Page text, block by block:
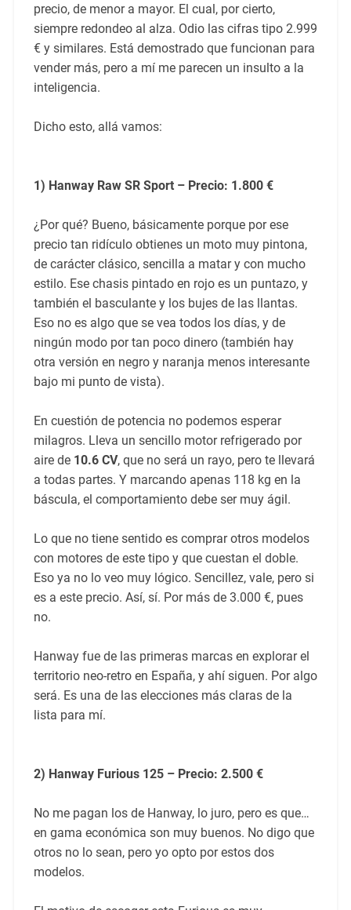
precio, de menor a mayor. El cual, por cierto,
siempre redondeo al alza. Odio las cifras tipo 2.999
€ y similares. Está demostrado que funcionan para
vender más, pero a mí me parecen un insulto a la
inteligencia.
Dicho esto, allá vamos:
1) Hanway Raw SR Sport – Precio: 1.800 €
¿Por qué? Bueno, básicamente porque por ese
precio tan ridículo obtienes un moto muy pintona,
de carácter clásico, sencilla a matar y con mucho
estilo. Ese chasis pintado en rojo es un puntazo, y
también el basculante y los bujes de las llantas.
Eso no es algo que se vea todos los días, y de
ningún modo por tan poco dinero (también hay
otra versión en negro y naranja menos interesante
bajo mi punto de vista).
En cuestión de potencia no podemos esperar
milagros. Lleva un sencillo motor refrigerado por
aire de 10.6 CV, que no será un rayo, pero te llevará
a todas partes. Y marcando apenas 118 kg en la
báscula, el comportamiento debe ser muy ágil.
Lo que no tiene sentido es comprar otros modelos
con motores de este tipo y que cuestan el doble.
Eso ya no lo veo muy lógico. Sencillez, vale, pero si
es a este precio. Así, sí. Por más de 3.000 €, pues
no.
Hanway fue de las primeras marcas en explorar el
territorio neo-retro en España, y ahí siguen. Por algo
será. Es una de las elecciones más claras de la
lista para mí.
2) Hanway Furious 125 – Precio: 2.500 €
No me pagan los de Hanway, lo juro, pero es que…
en gama económica son muy buenos. No digo que
otros no lo sean, pero yo opto por estos dos
modelos.